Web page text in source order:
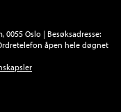
0055 Oslo | Besøksadresse:
åpen hele døgnet